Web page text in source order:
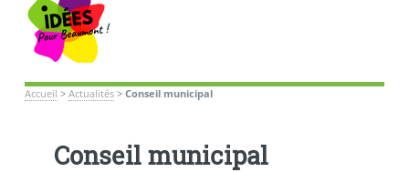
Accueil > Actualités> Conseil municipal
Conseil municipal